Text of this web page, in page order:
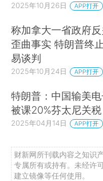
2025年10月26日 APP打开
称加拿大一省政府
歪曲事实 特朗普终
易谈判
2025年10月24日 APP打开
特朗普：中国输美
被课20%芬太尼关税
2025年04月14日 APP打开
财新网所刊载内容之知识
专属所有或持有。未经许
建立镜像等任何使用。